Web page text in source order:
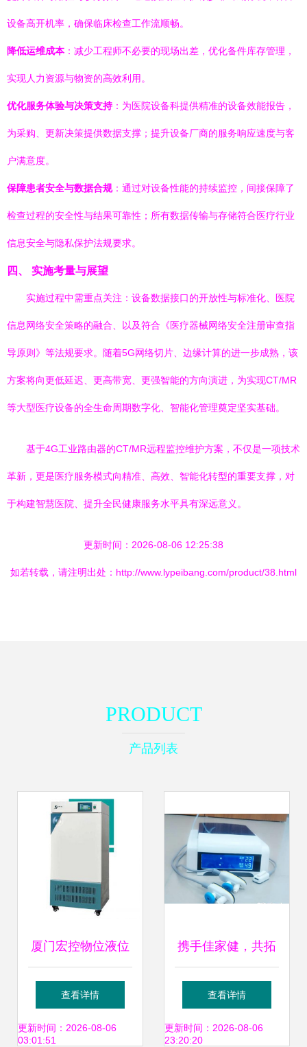
设备高开机率，确保临床检查工作流顺畅。
降低运维成本：减少工程师不必要的现场出差，优化备件库存管理，
实现人力资源与物资的高效利用。
优化服务体验与决策支持：为医院设备科提供精准的设备效能报告，
为采购、更新决策提供数据支撑；提升设备厂商的服务响应速度与客
户满意度。
保障患者安全与数据合规：通过对设备性能的持续监控，间接保障了
检查过程的安全性与结果可靠性；所有数据传输与存储符合医疗行业
信息安全与隐私保护法规要求。
四、 实施考量与展望
实施过程中需重点关注：设备数据接口的开放性与标准化、医院
信息网络安全策略的融合、以及符合《医疗器械网络安全注册审查指
导原则》等法规要求。随着5G网络切片、边缘计算的进一步成熟，该
方案将向更低延迟、更高带宽、更强智能的方向演进，为实现CT/MR
等大型医疗设备的全生命周期数字化、智能化管理奠定坚实基础。
基于4G工业路由器的CT/MR远程监控维护方案，不仅是一项技术
革新，更是医疗服务模式向精准、高效、智能化转型的重要支撑，对
于构建智慧医院、提升全民健康服务水平具有深远意义。
更新时间：2026-08-06 12:25:38
如若转载，请注明出处：http://www.lypeibang.com/product/38.html
PRODUCT
产品列表
厦门宏控物位液位
仪表在医疗器械领
域的创新应用与价
查看详情
更新时间：2026-08-06
03:01:51
携手佳家健，共拓
糖尿病管理新蓝海
——专业糖尿病理
查看详情
更新时间：2026-08-06
23:20:20